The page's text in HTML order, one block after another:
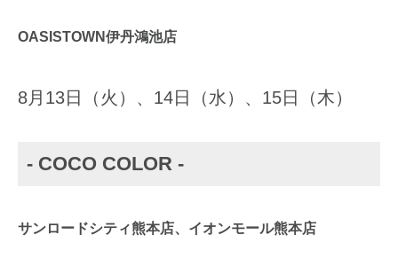
OASISTOWN伊丹鴻池店
8月13日（火）、14日（水）、15日（木）
- COCO COLOR -
サンロードシティ熊本店、イオンモール熊本店